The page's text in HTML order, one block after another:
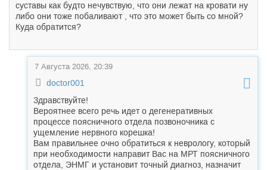
суставы как будто нечувствую, что они лежат на кровати ну
либо они тоже побаливают , что это может быть со мной?
Куда обратится?
7 Августа 2026, 20:39
doctor001
Здравствуйте!
Вероятнее всего речь идет о дегенеративных
процессе поясничного отдела позвоночника с
ущемление нервного корешка!
Вам правильнее очно обратиться к неврологу, который
при необходимости направит Вас на МРТ поясничного
отдела, ЭНМГ и установит точный диагноз, назначит